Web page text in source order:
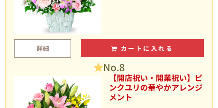
詳細 カートに入れる
No.8
【開店祝い・開業祝い】ピ
ンクユリの華やかアレンジ
メント